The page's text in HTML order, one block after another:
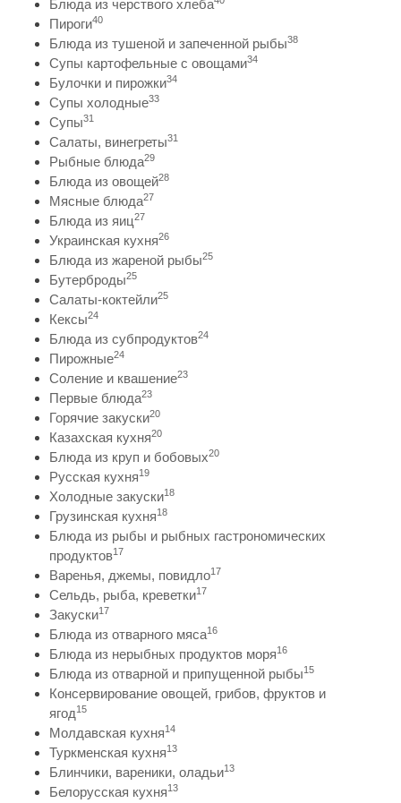
Блюда из черствого хлеба
Пироги40
Блюда из тушеной и запеченной рыбы38
Супы картофельные с овощами34
Булочки и пирожки34
Супы холодные33
Супы31
Салаты, винегреты31
Рыбные блюда29
Блюда из овощей28
Мясные блюда27
Блюда из яиц27
Украинская кухня26
Блюда из жареной рыбы25
Бутерброды25
Салаты-коктейли25
Кексы24
Блюда из субпродуктов24
Пирожные24
Соление и квашение23
Первые блюда23
Горячие закуски20
Казахская кухня20
Блюда из круп и бобовых20
Русская кухня19
Холодные закуски18
Грузинская кухня18
Блюда из рыбы и рыбных гастрономических
продуктов17
Варенья, джемы, повидло17
Сельдь, рыба, креветки17
Закуски17
Блюда из отварного мяса16
Блюда из нерыбных продуктов моря16
Блюда из отварной и припущенной рыбы15
Консервирование овощей, грибов, фруктов и
ягод15
Молдавская кухня14
Туркменская кухня13
Блинчики, вареники, оладьи13
Белорусская кухня13